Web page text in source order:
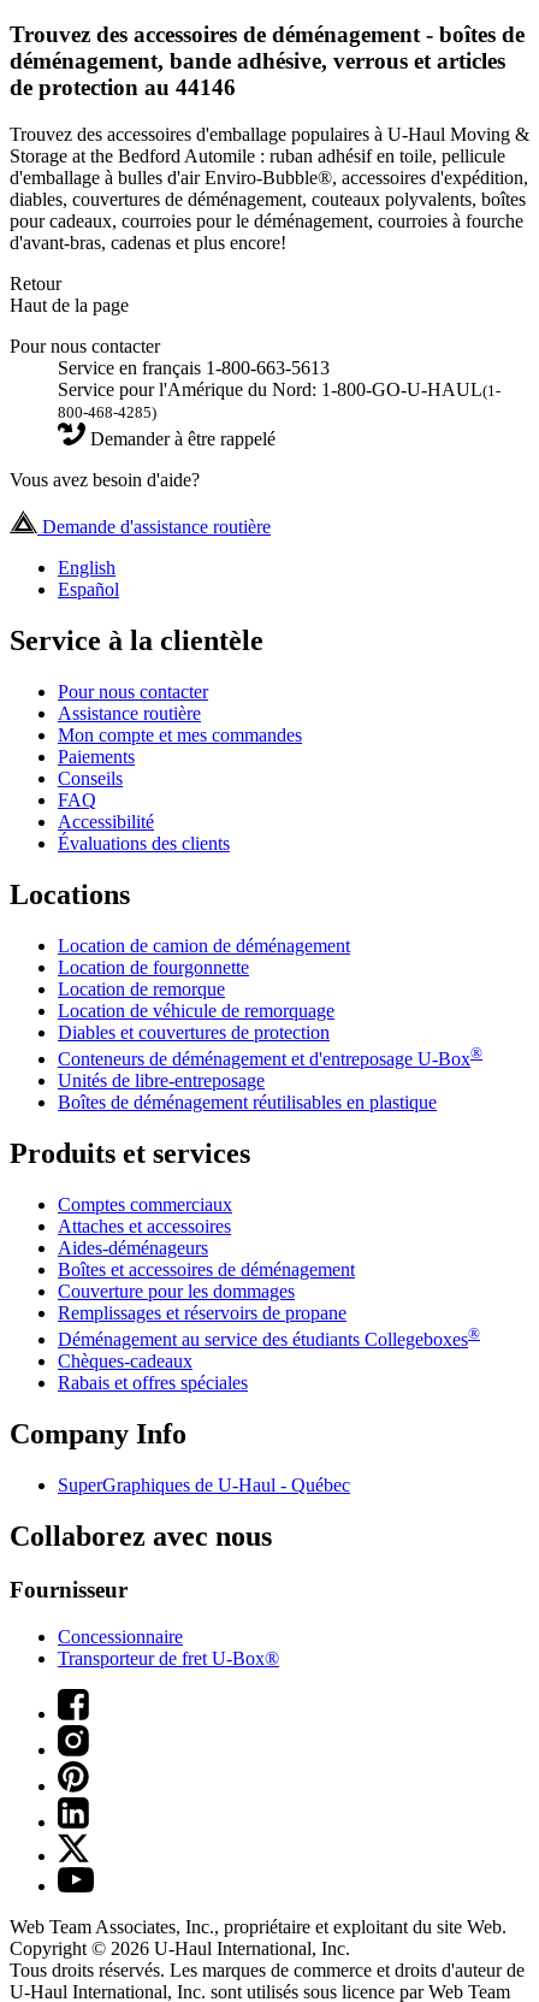
Trouvez des accessoires de déménagement - boîtes de
déménagement, bande adhésive, verrous et articles
de protection au 44146
Trouvez des accessoires d'emballage populaires à U-Haul Moving &
Storage at the Bedford Automile : ruban adhésif en toile, pellicule
d'emballage à bulles d'air Enviro-Bubble®, accessoires d'expédition,
diables, couvertures de déménagement, couteaux polyvalents, boîtes
pour cadeaux, courroies pour le déménagement, courroies à fourche
d'avant-bras, cadenas et plus encore!
Retour
Haut de la page
Pour nous contacter
Service en français 1-800-663-5613
Service pour l'Amérique du Nord: 1-800-GO-U-HAUL(1-
800-468-4285)
Demander à être rappelé
Vous avez besoin d'aide?
Demande d'assistance routière
English
Español
Service à la clientèle
Pour nous contacter
Assistance routière
Mon compte et mes commandes
Paiements
Conseils
FAQ
Accessibilité
Évaluations des clients
Locations
Location de camion de déménagement
Location de fourgonnette
Location de remorque
Location de véhicule de remorquage
Diables et couvertures de protection
Conteneurs de déménagement et d'entreposage U-Box®
Unités de libre-entreposage
Boîtes de déménagement réutilisables en plastique
Produits et services
Comptes commerciaux
Attaches et accessoires
Aides-déménageurs
Boîtes et accessoires de déménagement
Couverture pour les dommages
Remplissages et réservoirs de propane
Déménagement au service des étudiants Collegeboxes®
Chèques-cadeaux
Rabais et offres spéciales
Company Info
SuperGraphiques de U-Haul - Québec
Collaborez avec nous
Fournisseur
Concessionnaire
Transporteur de fret U-Box®
Web Team Associates, Inc., propriétaire et exploitant du site Web.
Copyright © 2026 U-Haul International, Inc.
Tous droits réservés. Les marques de commerce et droits d'auteur de
U-Haul International, Inc. sont utilisés sous licence par Web Team